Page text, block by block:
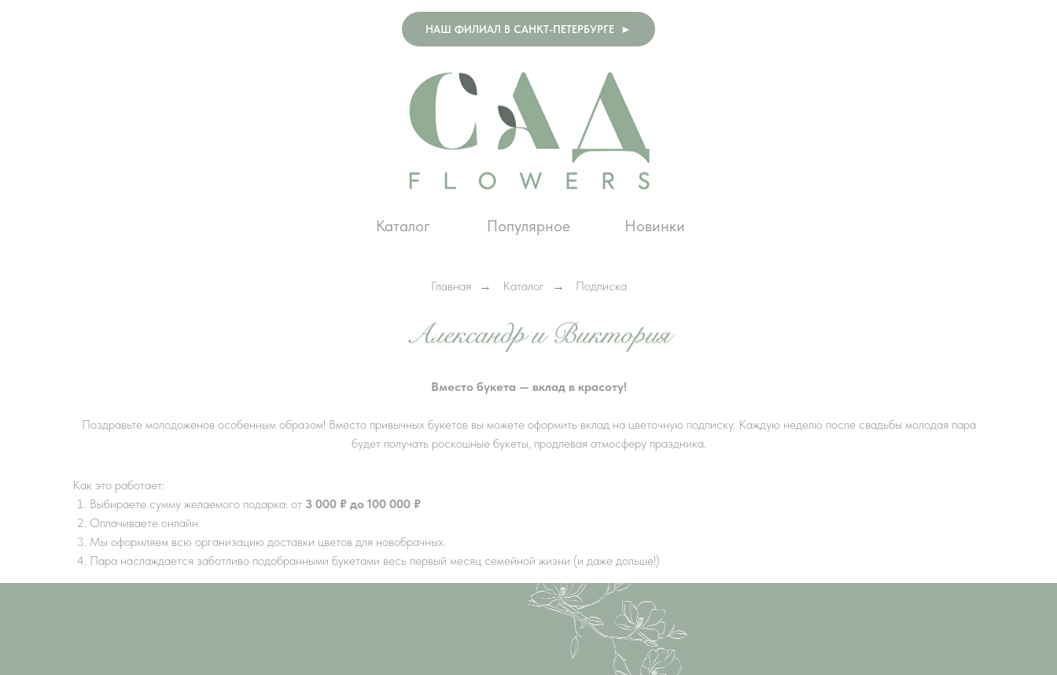
НАШ ФИЛИАЛ В САНКТ-ПЕТЕРБУРГЕ ►
Каталог Популярное Новинки
Главная → Каталог → Подписка
Вместо букета — вклад в красоту!
Поздравьте молодоженов особенным образом! Вместо привычных букетов вы можете оформить вклад на цветочную подписку. Каждую неделю после свадьбы молодая пара
будет получать роскошные букеты, продлевая атмосферу праздника.
Как это работает:
Выбираете сумму желаемого подарка: от 3 000 ₽ до 100 000 ₽
Оплачиваете онлайн.
Мы оформляем всю организацию доставки цветов для новобрачных.
Пара наслаждается заботливо подобранными букетами весь первый месяц семейной жизни (и даже дольше!)